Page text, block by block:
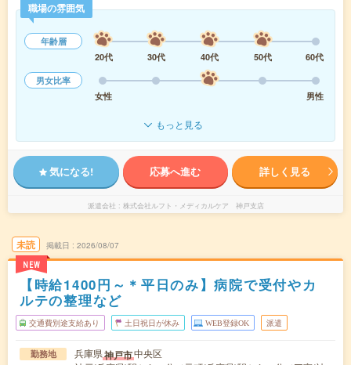
職場の雰囲気
年齢層
20代
30代 40代 50代
60代
男女比率
女性
男性
もっと見る
気になる! 応募へ進む 詳しく見る
派遣会社 株式会社ルフト・メディカルケア 神戸支店
未読
NEW
掲載日 2026/08/07
【時給1400円～＊平日のみ】病院で受付やカ
ルテの整理など
交通費別途支給あり 土日祝日が休み WEB登録OK 派遣
勤務地 兵庫県神戸市中央区